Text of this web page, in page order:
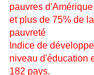
pauvres
et plus de 75% de
pauvreté
Indice de
niveau d'éducation
182 pays.